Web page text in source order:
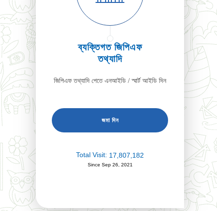
ব্যক্তিগত জিপিএফ
তথ্যাদি
জিপিএফ তথ্যাদি পেতে এনআইডি / স্মার্ট আইডি দিন
Total Visit: 17,807,182
Since Sep 26, 2021